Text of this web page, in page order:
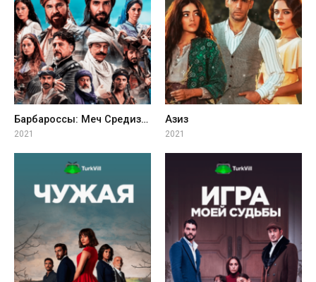
Барбароссы: Меч Средиземноморья
2021
Азиз
2021